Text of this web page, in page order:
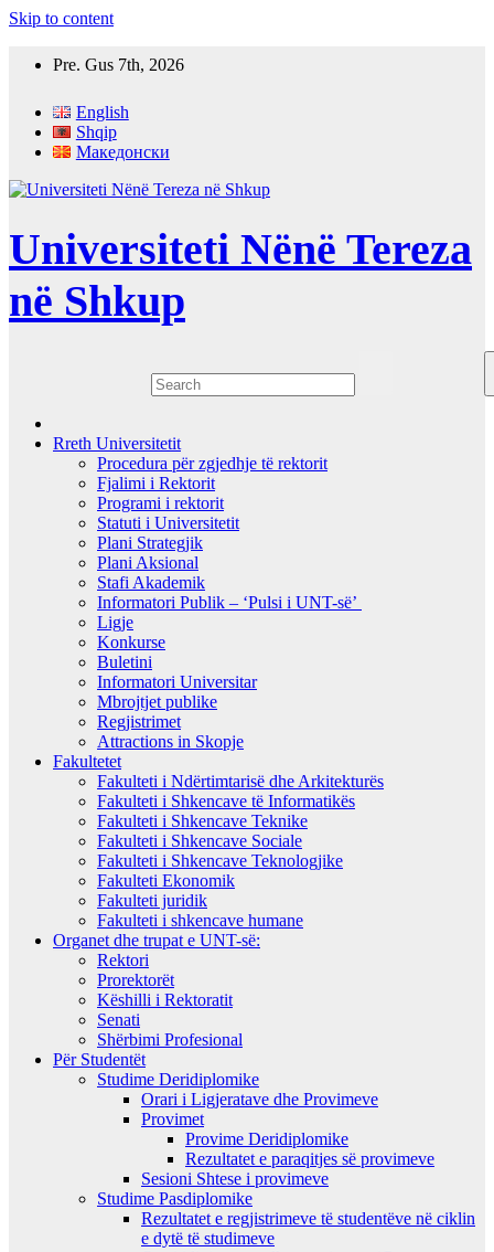
Skip to content
Pre. Gus 7th, 2026
English
Shqip
Македонски
Universiteti Nënë Tereza
në Shkup
Rreth Universitetit
Procedura për zgjedhje të rektorit
Fjalimi i Rektorit
Programi i rektorit
Statuti i Universitetit
Plani Strategjik
Plani Aksional
Stafi Akademik
Informatori Publik – ‘Pulsi i UNT-së’
Ligje
Konkurse
Buletini
Informatori Universitar
Mbrojtjet publike
Regjistrimet
Attractions in Skopje
Fakultetet
Fakulteti i Ndërtimtarisë dhe Arkitekturës
Fakulteti i Shkencave të Informatikës
Fakulteti i Shkencave Teknike
Fakulteti i Shkencave Sociale
Fakulteti i Shkencave Teknologjike
Fakulteti Ekonomik
Fakulteti juridik
Fakulteti i shkencave humane
Organet dhe trupat e UNT-së:
Rektori
Prorektorët
Këshilli i Rektoratit
Senati
Shërbimi Profesional
Për Studentët
Studime Deridiplomike
Orari i Ligjeratave dhe Provimeve
Provimet
Provime Deridiplomike
Rezultatet e paraqitjes së provimeve
Sesioni Shtese i provimeve
Studime Pasdiplomike
Rezultatet e regjistrimeve të studentëve në ciklin
e dytë të studimeve